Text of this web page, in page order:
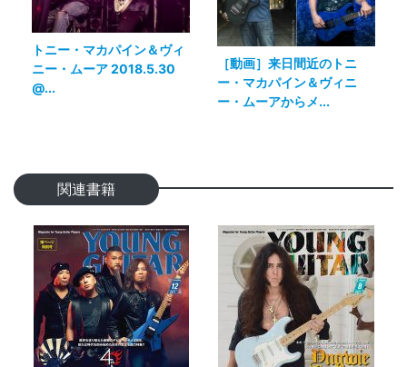
トニー・マカパイン＆ヴィ
ニー・ムーア 2018.5.30
@...
［動画］来日間近のトニ
ー・マカパイン＆ヴィニ
ー・ムーアからメ...
関連書籍